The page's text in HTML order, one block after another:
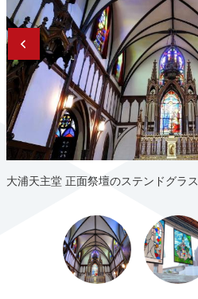
⼤浦天主堂 正⾯祭壇のステンドグラス